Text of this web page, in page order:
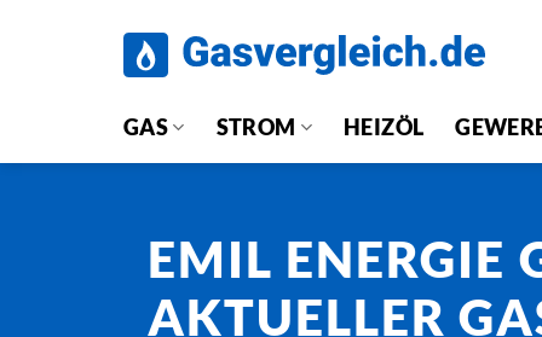
GAS STROM HEIZÖL
EMIL ENERGIE
AKTUELLER